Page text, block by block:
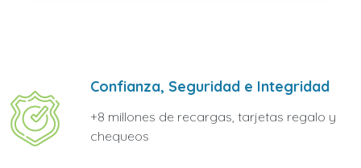
Confianza, Seguridad e Integridad
+8 millones de recargas, tarjetas regalo y
chequeos